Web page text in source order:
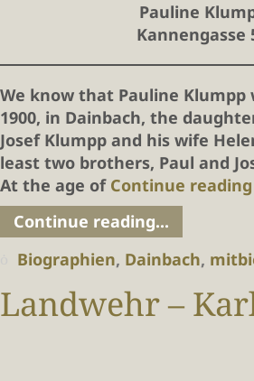
Pauline
Kannengasse
We know that Pauline Klumpp
1900, in Dainbach, the
Josef Klumpp and his wife
least two brothers, Paul and
At the age of Continue reading
Continue reading...
Biographien, Dainbach,
Landwehr –